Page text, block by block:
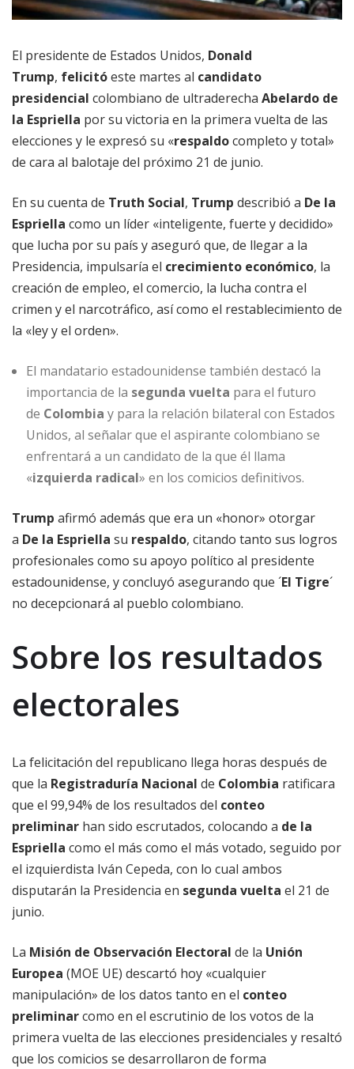
El presidente de Estados Unidos, Donald
Trump, felicitóeste martes al candidato
presidencial colombiano de ultraderecha Abelardo de
la Espriella por su victoria en la primera vuelta de las
elecciones y le expresó su «respaldocompleto y total»
de cara al balotaje del próximo 21 de junio.
En su cuenta de Truth Social, Trump describió a De la
Espriella como un líder «inteligente, fuerte y decidido»
que lucha por su país y aseguró que, de llegar a la
Presidencia, impulsaría el crecimiento económico, la
creación de empleo, el comercio, la lucha contra el
crimen y el narcotráfico, así como el restablecimiento de
la «ley y el orden».
El mandatario estadounidense también destacó la
importancia de la segunda vuelta para el futuro
de Colombia y para la relación bilateral con Estados
Unidos, al señalar que el aspirante colombiano se
enfrentará a un candidato de la que él llama
«izquierda radical» en los comicios definitivos.
Trump afirmó además que era un «honor» otorgar
a De la Espriella su respaldo, citando tanto sus logros
profesionales como su apoyo político al presidente
estadounidense, y concluyó asegurando que ´El Tigre´
no decepcionará al pueblo colombiano.
Sobre los resultados
electorales
La felicitación del republicano llega horas después de
que la Registraduría Nacional de Colombia ratificara
que el 99,94% de los resultados del conteo
preliminar han sido escrutados, colocando a de la
Espriella como el más como el más votado, seguido por
el izquierdista Iván Cepeda, con lo cual ambos
disputarán la Presidencia en segunda vuelta el 21 de
junio.
La Misión de Observación Electoral de la Unión
Europea (MOE UE) descartó hoy «cualquier
manipulación» de los datos tanto en el conteo
preliminarcomo en el escrutinio de los votos de la
primera vuelta de las elecciones presidenciales y resaltó
que los comicios se desarrollaron de forma